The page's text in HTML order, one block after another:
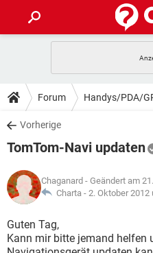
ANDROID
WINDOWS 10
WHATSAPP
FACEBOOK
TIPPS & TRICKS
SPIELE
WHATSAPP
FACEBOOK
DOWNLOADS
SPIELE
ANDROID
WINDOWS 10
WHATSAPP
FACEBOOK
SPIELE
ANDROID
WINDOWS 10
LEXIKON
SPIELE
ANDROID
Forum Handys/PDA/
Vorherige
TomTom-Navi updaten
Chaganard - Geändert am
Charta - 2. Oktober 2012
Guten Tag,
Kann mir bitte jemand helfen